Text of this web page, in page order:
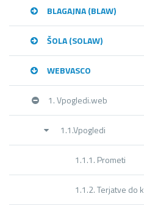
BLAGAJNA (BLAW)
ŠOLA (SOLAW)
WEBVASCO
1. Vpogledi.web
1.1.Vpogledi
1.1.1. Prometi
1.1.2. Terjatve do